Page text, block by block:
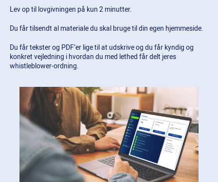
Lev op til lovgivningen på kun 2 minutter.
Du får tilsendt al materiale du skal bruge til din egen hjemmeside.
Du får tekster og PDF’er lige til at udskrive og du får kyndig og
konkret vejledning i hvordan du med lethed får delt jeres
whistleblower-ordning.